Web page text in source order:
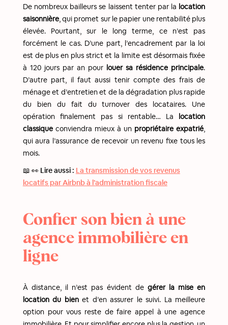
De nombreux bailleurs se laissent tenter par la location
saisonnière, qui promet sur le papier une rentabilité plus
élevée. Pourtant, sur le long terme, ce n’est pas
forcément le cas. D’une part, l’encadrement par la loi
est de plus en plus strict et la limite est désormais fixée
à 120 jours par an pour louer sa résidence principale.
D’autre part, il faut aussi tenir compte des frais de
ménage et d’entretien et de la dégradation plus rapide
du bien du fait du turnover des locataires. Une
opération finalement pas si rentable… La location
classiqueconviendra mieux à un propriétaire expatrié,
qui aura l’assurance de recevoir un revenu fixe tous les
mois.
📖 👀 Lire aussi : La transmission de vos revenus
locatifs par Airbnb à l’administration fiscale
Confier son bien à une
agence immobilière en
ligne
À distance, il n’est pas évident de gérer la mise en
location du bienet d’en assurer le suivi. La meilleure
option pour vous reste de faire appel à une agence